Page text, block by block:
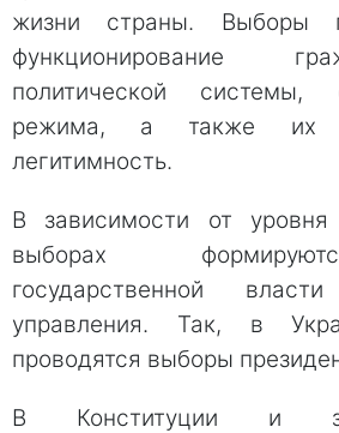
жизни страны. Выборы
функционирование
политической системы,
режима, а также их
легитимность.
В зависимости от
выборах
государственной
управления. Так, в
проводятся выборы
В Конституции и